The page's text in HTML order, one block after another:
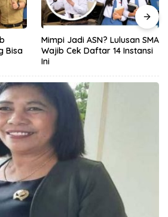
Bisa
Mimpi Jadi ASN? Lulusan SMA
Wajib Cek Daftar 14 Instansi
Ini